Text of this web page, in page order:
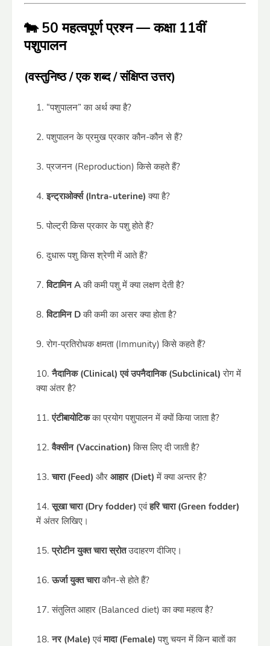
🐄 50 महत्वपूर्ण प्रश्न — कक्षा 11वीं
पशुपालन
(वस्तुनिष्ठ / एक शब्द / संक्षिप्त उत्तर)
“पशुपालन” का अर्थ क्या है?
पशुपालन के प्रमुख प्रकार कौन-कौन से हैं?
प्रजनन (Reproduction) किसे कहते हैं?
इन्ट्राओर्क्स (Intra-uterine) क्या है?
पोल्ट्री किस प्रकार के पशु होते हैं?
दुधारू पशु किस श्रेणी में आते हैं?
विटामिन Aकी कमी पशु में क्या लक्षण देती है?
विटामिन Dकी कमी का असर क्या होता है?
रोग-प्रतिरोधक क्षमता (Immunity) किसे कहते हैं?
नैदानिक (Clinical) एवं उपनैदानिक (Subclinical) रोग में
क्या अंतर है?
एंटीबायोटिकका प्रयोग पशुपालन में क्यों किया जाता है?
वैक्सीन (Vaccination) किस लिए दी जाती है?
चारा (Feed) और आहार (Diet) में क्या अन्तर है?
सूखा चारा (Dry fodder) एवंहरि चारा (Green fodder)
में अंतर लिखिए।
प्रोटीन युक्त चारा स्रोतउदाहरण दीजिए।
ऊर्जा युक्त चाराकौन-से होते हैं?
संतुलित आहार (Balanced diet) का क्या महत्व है?
नर (Male) एवंमादा (Female) पशु चयन में किन बातों का